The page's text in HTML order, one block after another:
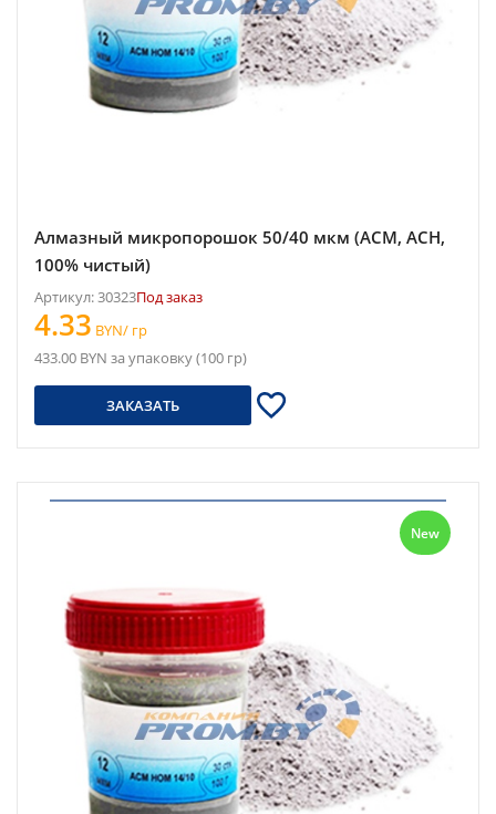
Алмазный микропорошок 50/40 мкм (АСМ, АСН,
100% чистый)
Артикул: 30323Под заказ
4.33 BYN/ гр
433.00 BYN за упаковку (100 гр)
ЗАКАЗАТЬ
New